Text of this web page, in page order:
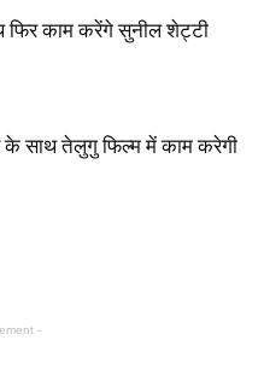
फिर काम करेंगे सुनील शेट्टी
साथ तेलुगु फिल्म में काम करेगी
-